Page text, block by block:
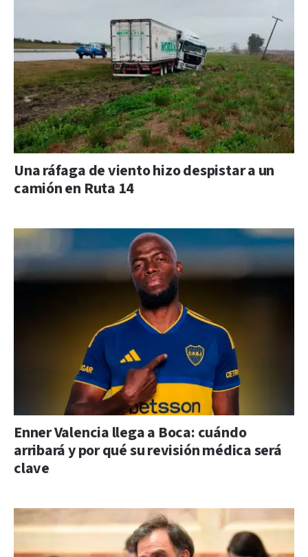
Una ráfaga de viento hizo despistar a un
camión en Ruta 14
Enner Valencia llega a Boca: cuándo
arribará y por qué su revisión médica será
clave